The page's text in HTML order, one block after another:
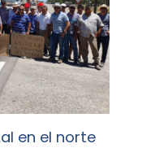
en el norte